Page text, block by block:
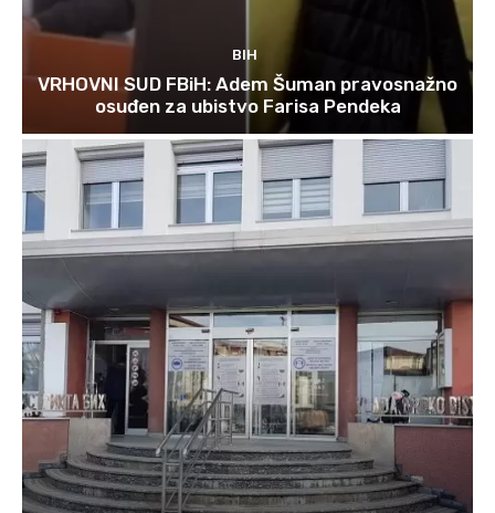
BIH
VRHOVNI SUD FBiH: Adem Šuman pravosnažno
osuđen za ubistvo Farisa Pendeka